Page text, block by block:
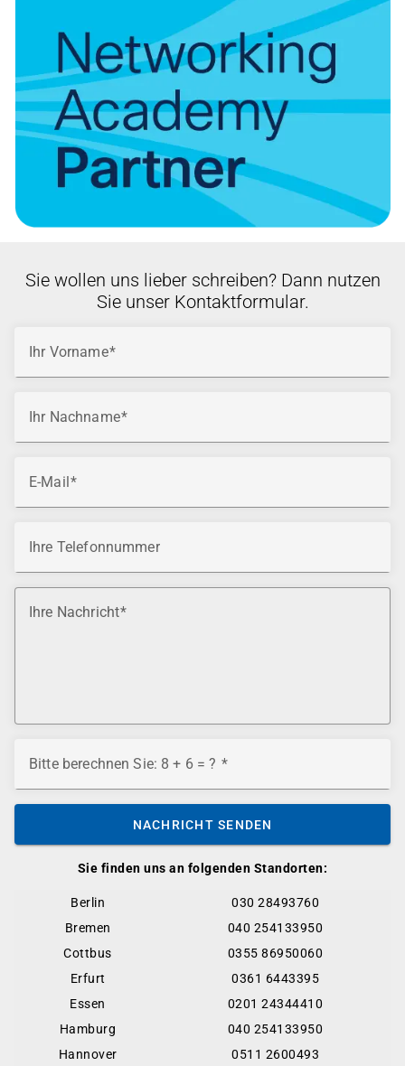
Sie finden uns an folgenden Standorten:
Berlin
030 28493760
Bremen
040 254133950
Cottbus
0355 86950060
Erfurt
0361 6443395
Essen
0201 24344410
Hamburg
040 254133950
Hannover
0511 2600493
Sie wollen uns lieber schreiben? Dann nutzen
Sie unser Kontaktformular.
Ihr Vorname
Ihr Nachname
E-Mail
Ihre Telefonnummer
Ihre Nachricht
Bitte berechnen Sie: 8 + 6 = ?
NACHRICHT SENDEN